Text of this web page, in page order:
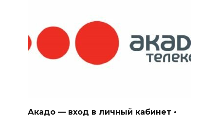
Акадо — вход в личный кабинет •